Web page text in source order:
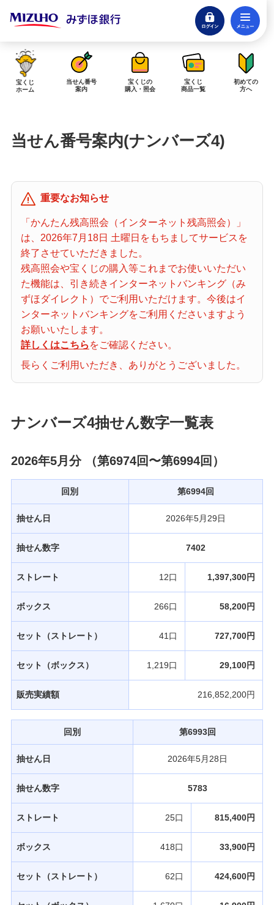
ログイン
閉じる
みずほダイレクトログイン
当せん金の受取方法について
購入した宝くじの確認方法について
「代金が引き落としされない」「購入明細に表示されない」にお答えしま
す。
宝くじホーム
当せん番号案内
宝くじの購入・照会
宝くじ商品一覧
初めての方へ
みずほ銀行店舗・ATM
みずほATM宝くじサービス
みずほ銀行について
宝くじ
ホーム
当せん番号
案内
宝くじの
購入・照会
宝くじ
商品一覧
初めての
方へ
当せん番号案内(ナンバーズ4)
重要なお知らせ
「かんたん残高照会（インターネット残高照会）」
は、2026年7月18日 土曜日をもちましてサービスを
終了させていただきました。
残高照会や宝くじの購入等これまでお使いいただい
た機能は、引き続きインターネットバンキング（み
ずほダイレクト）でご利用いただけます。今後はイ
ンターネットバンキングをご利用くださいますよう
お願いいたします。
詳しくはこちら をご確認ください。
長らくご利用いただき、ありがとうございました。
ナンバーズ4抽せん数字一覧表
2026年5月分 （第6974回〜第6994回）
回別 第6994回
抽せん日 2026年5月29日
抽せん数字 7402
ストレート 12口 1,397,300円
ボックス 266口 58,200円
セット（ストレート） 41口 727,700円
セット（ボックス） 1,219口 29,100円
販売実績額 216,852,200円
回別 第6993回
抽せん日 2026年5月28日
抽せん数字 5783
ストレート 25口 815,400円
ボックス 418口 33,900円
セット（ストレート） 62口 424,600円